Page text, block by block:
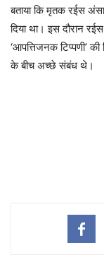
बताया कि मृतक रईस
दिया था। इस दौरान
‘आपत्तिजनक टिप्पणी’
के बीच अच्छे संबंध थे।